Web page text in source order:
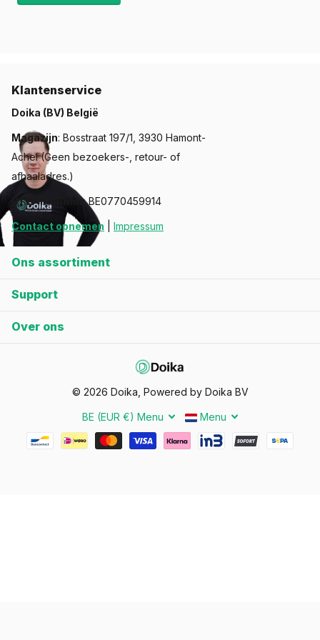
Ons assortiment
Support
Over ons
Klantenservice
Doika (BV) België
Magazijn: Bosstraat 197/1, 3930 Hamont-
Achel (Geen bezoekers-, retour- of
afhaaladres.)
BTW-nummer: BE0770459914
Contact opnemen Impressum
© 2026 Doika, Powered by Doika BV
BE (EUR €) Menu Menu